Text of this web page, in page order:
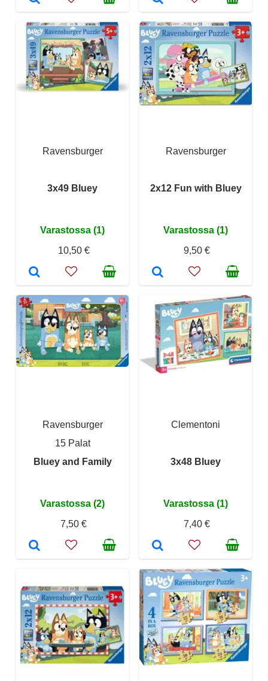
Ravensburger
3x49 Bluey
Varastossa (1)
10,50 €
Ravensburger
2x12 Fun with Bluey
Varastossa (1)
9,50 €
Ravensburger
15 Palat
Bluey and Family
Varastossa (2)
7,50 €
Clementoni
3x48 Bluey
Varastossa (1)
7,40 €